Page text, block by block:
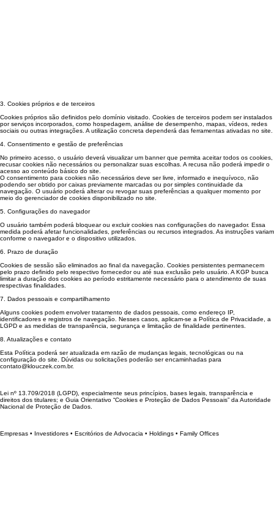
3. Cookies próprios e de terceiros
Cookies próprios são definidos pelo domínio visitado. Cookies de terceiros podem ser instalados
sociais ou outras integrações. A utilização concreta dependerá das ferramentas ativadas no site.
4. Consentimento e gestão de preferências
No primeiro acesso, o usuário deverá visualizar um banner que permita aceitar todos os cookies,
recusar cookies não necessários ou personalizar suas escolhas. A recusa não poderá impedir o
acesso ao conteúdo básico do site.
O consentimento para cookies não necessários deve ser livre, informado e inequívoco, não
podendo ser obtido por caixas previamente marcadas ou por simples continuidade da
meio do gerenciador de cookies disponibilizado no site.
5. Configurações do navegador
O usuário também poderá bloquear ou excluir cookies nas configurações do navegador. Essa
conforme o navegador e o dispositivo utilizados.
6. Prazo de duração
Cookies de sessão são eliminados ao final da navegação. Cookies persistentes permanecem
pelo prazo definido pelo respectivo fornecedor ou até sua exclusão pelo usuário. A KGP busca
respectivas finalidades.
7. Dados pessoais e compartilhamento
Alguns cookies podem envolver tratamento de dados pessoais, como endereço IP,
LGPD e as medidas de transparência, segurança e limitação de finalidade pertinentes.
8. Atualizações e contato
Esta Política poderá ser atualizada em razão de mudanças legais, tecnológicas ou na
Lei nº 13.709/2018 (LGPD), especialmente seus princípios, bases legais, transparência e